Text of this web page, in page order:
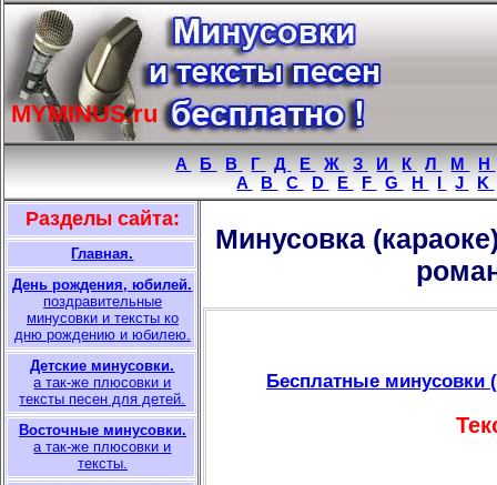
MYMINUS.ru
A Б В Г Д Е Ж З И К Л М Н
A
B C D E F G H I J K
Разделы сайта:
Главная.
День рождения, юбилей.
поздравительные
минусовки и тексты ко
дню рождению и юбилею.
Детские минусовки.
а так-же плюсовки и
тексты песен для детей.
Восточные минусовки.
а так-же плюсовки и
тексты.
Минусовка
Бесплатные